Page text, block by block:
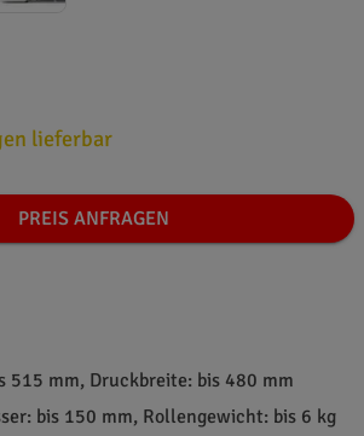
lieferbar
PREIS ANFRAGEN
515 mm, Druckbreite: bis 480 mm
bis 150 mm, Rollengewicht: bis 6 kg